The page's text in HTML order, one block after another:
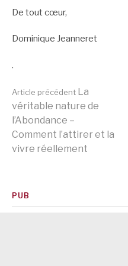
De tout cœur,
Dominique Jeanneret
.
Lire
la
Article précédent La
véritable nature de
l’Abondance –
Comment l’attirer et la
vivre réellement
PUB